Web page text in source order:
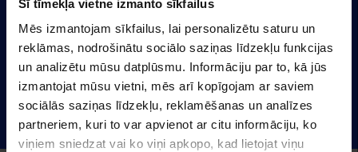
Šī tīmekļa vietne izmanto sīkfailus
Mēs izmantojam sīkfailus, lai personalizētu saturu un
reklāmas, nodrošinātu sociālo saziņas līdzekļu funkcijas
un analizētu mūsu datplūsmu. Informāciju par to, kā jūs
izmantojat mūsu vietni, mēs arī kopīgojam ar saviem
sociālās saziņas līdzekļu, reklamēšanas un analīzes
partneriem, kuri to var apvienot ar citu informāciju, ko
viņiem sniedzat vai ko viņi apkopo, kad lietojat viņu
marketing@cv.lv
Latvia